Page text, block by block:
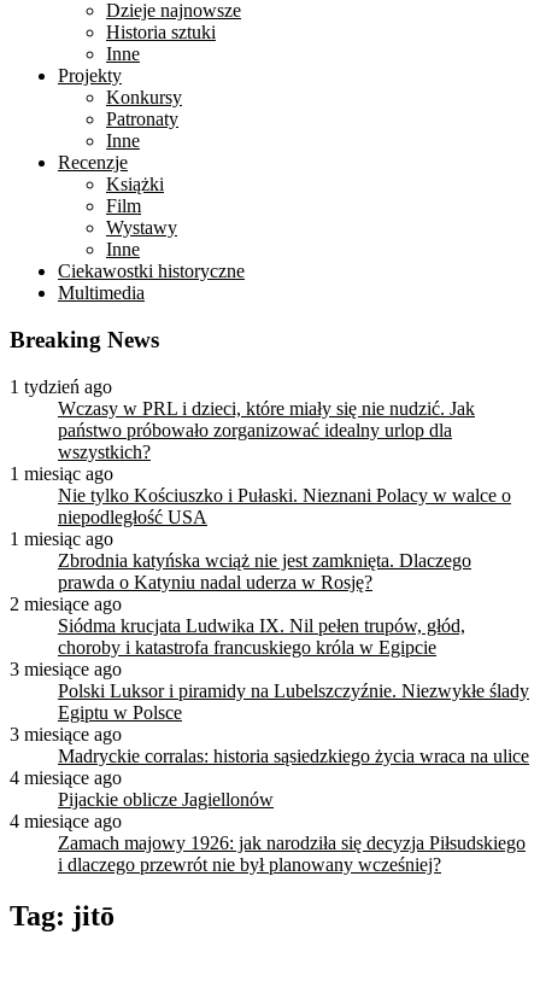
Dzieje najnowsze
Historia sztuki
Inne
Projekty
Konkursy
Patronaty
Inne
Recenzje
Książki
Film
Wystawy
Inne
Ciekawostki historyczne
Multimedia
Breaking News
1 tydzień ago
Wczasy w PRL i dzieci, które miały się nie nudzić. Jak
państwo próbowało zorganizować idealny urlop dla
wszystkich?
1 miesiąc ago
Nie tylko Kościuszko i Pułaski. Nieznani Polacy w walce o
niepodległość USA
1 miesiąc ago
Zbrodnia katyńska wciąż nie jest zamknięta. Dlaczego
prawda o Katyniu nadal uderza w Rosję?
2 miesiące ago
Siódma krucjata Ludwika IX. Nil pełen trupów, głód,
choroby i katastrofa francuskiego króla w Egipcie
3 miesiące ago
Polski Luksor i piramidy na Lubelszczyźnie. Niezwykłe ślady
Egiptu w Polsce
3 miesiące ago
Madryckie corralas: historia sąsiedzkiego życia wraca na ulice
4 miesiące ago
Pijackie oblicze Jagiellonów
4 miesiące ago
Zamach majowy 1926: jak narodziła się decyzja Piłsudskiego
i dlaczego przewrót nie był planowany wcześniej?
Tag: jitō